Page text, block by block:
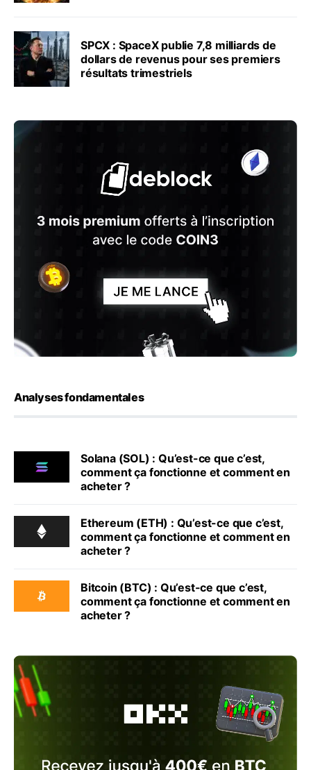
SPCX : SpaceX publie 7,8 milliards de
dollars de revenus pour ses premiers
résultats trimestriels
Analyses fondamentales
Solana (SOL) : Qu’est-ce que c’est,
comment ça fonctionne et comment en
acheter ?
Ethereum (ETH) : Qu’est-ce que c’est,
comment ça fonctionne et comment en
acheter ?
Bitcoin (BTC) : Qu’est-ce que c’est,
comment ça fonctionne et comment en
acheter ?